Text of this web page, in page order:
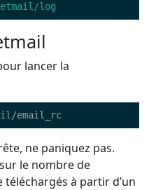
log
lancer la
ne paniquez pas.
le nombre de
à partir d’un